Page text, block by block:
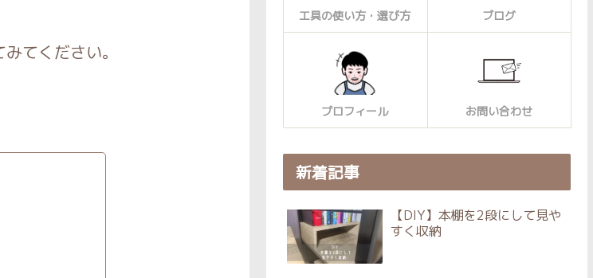
てください。
工具の使い方・選び方 ブログ
プロフィール お問い合わせ
新着記事
【DIY】本棚を2段にして見や
すく収納